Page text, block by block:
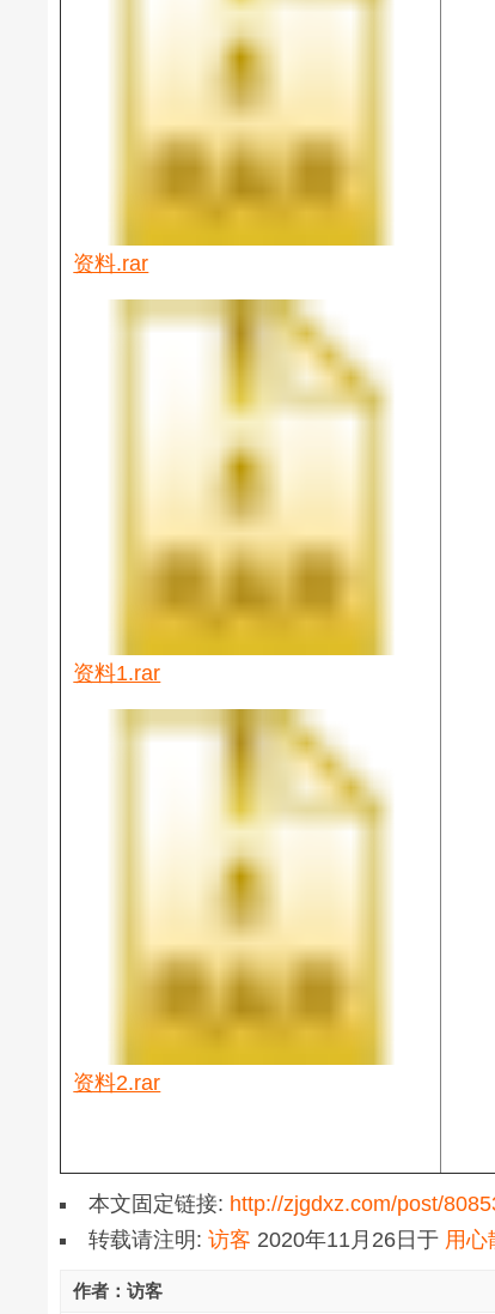
资料.rar
资料1.rar
资料2.rar
本文固定链接: http://zjgdxz.com/post/
转载请注明:访客 2020年11月26日于 用心
作者：访客